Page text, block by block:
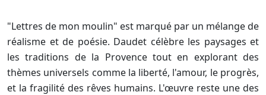
"Lettres de mon moulin" est marqué par un mélange de
réalisme et de poésie. Daudet célèbre les paysages et
les traditions de la Provence tout en explorant des
thèmes universels comme la liberté, l'amour, le progrès,
et la fragilité des rêves humains. L'œuvre reste une des